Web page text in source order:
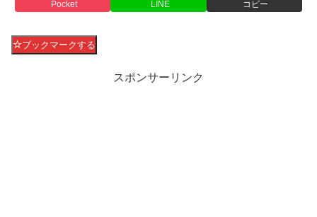
Pocket LINE コピー
ブックマークする
スポンサーリンク